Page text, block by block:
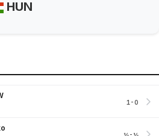
HUN
1-0